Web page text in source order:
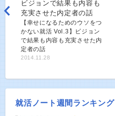
【幸せになるためのウソをつ
かない就活 Vol.3】ビジョン
で結果も内容も充実させた内
定者の話
2014.11.28
就活ノート週間ランキング